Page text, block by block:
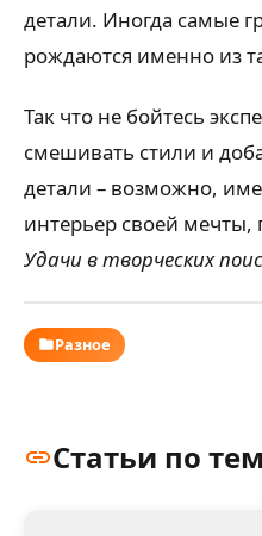
детали. Иногда самые
рождаются именно из
Так что не бойтесь
смешивать стили и
детали – возможно,
интерьер своей мечты,
Удачи в творческих
Разное
Статьи по